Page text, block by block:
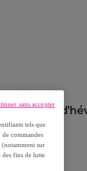
bois
tels que
commandes
(notamment sur
des fins de lutte
sans accepter